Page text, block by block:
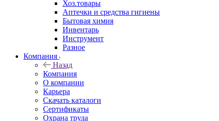
Хоз.товары
Аптечки и средства гигиены
Бытовая химия
Инвентарь
Инструмент
Разное
Компания
Назад
Компания
О компании
Карьера
Cкачать каталоги
Сертификаты
Охрана труда